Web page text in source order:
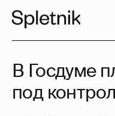
В Госдуме
под